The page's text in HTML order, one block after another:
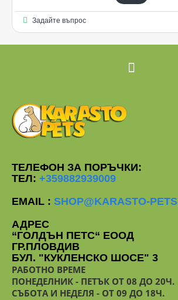
Задайте въпрос
ТЕЛЕФОН ЗА ПОРЪЧКИ:
ТЕЛ: +359882939009
EMAIL : SHOP@KARASTO-
АДРЕС
“ГОЛДЪН ПЕТС“ ЕООД
ГР.ПЛОВДИВ
БУЛ. "КУКЛЕНСКО ШОСЕ" 3
РАБОТНО ВРЕМЕ
ПОНЕДЕЛНИК - ПЕТЪК ОТ 08 ДО 20Ч.
СЪБОТА И НЕДЕЛЯ - ОТ 09 ДО 18Ч.